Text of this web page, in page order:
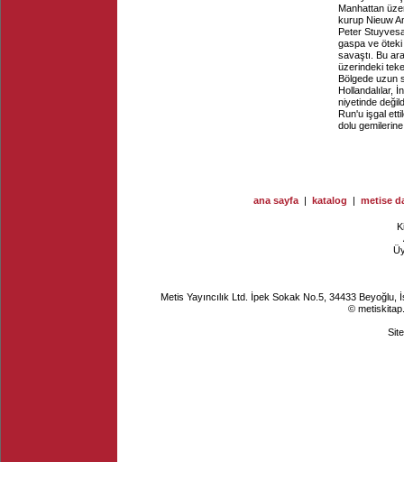
Manhattan
kurup Nieuw
Peter
gaspa ve öteki
savaştı. Bu
üzerindeki
Bölgede uzun
Hollandalılar,
niyetinde
Run'u işgal
dolu
ana sayfa | katalog | metise
Metis Yayıncılık Ltd. İpek Sokak No.5, 34433
©